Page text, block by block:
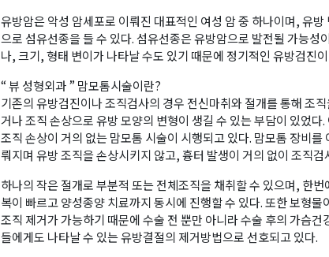
유방암은 악성 암세포로 이뤄진 대표적인 여성 암 중 하나이며, 유
으로 섬유선종을 들 수 있다. 섬유선종은 유방암으로 발전될 가능성
나, 크기, 형태 변이가 나타날 수도 있기 때문에 정기적인 유방검진
“ 뷰 성형외과 ” 맘모톰시술이란?
기존의 유방검진이나 조직검사의 경우 전신마취와 절개를 통해 조
거나 조직 손상으로 유방 모양의 변형이 생길 수 있는 부담이 있었다
조직 손상이 거의 없는 맘모톰 시술이 시행되고 있다. 맘모톰 장비를
뤄지며 유방 조직을 손상시키지 않고, 흉터 발생이 거의 없이 조직검
하나의 작은 절개로 부분적 또는 전체조직을 채취할 수 있으며, 한
복이 빠르고 양성종양 치료까지 동시에 진행할 수 있다. 또한 보형
조직 제거가 가능하기 때문에 수술 전 뿐만 아니라 수술 후의 가슴
들에게도 나타날 수 있는 유방결절의 제거방법으로 선호되고 있다.